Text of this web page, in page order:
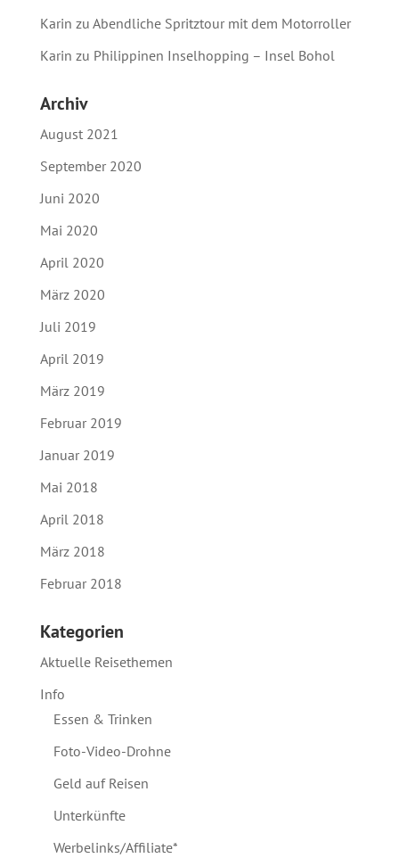
Karin zu Abendliche Spritztour mit dem Motorroller
Karin zu Philippinen Inselhopping – Insel Bohol
Archiv
August 2021
September 2020
Juni 2020
Mai 2020
April 2020
März 2020
Juli 2019
April 2019
März 2019
Februar 2019
Januar 2019
Mai 2018
April 2018
März 2018
Februar 2018
Kategorien
Aktuelle Reisethemen
Info
Essen & Trinken
Foto-Video-Drohne
Geld auf Reisen
Unterkünfte
Werbelinks/Affiliate*